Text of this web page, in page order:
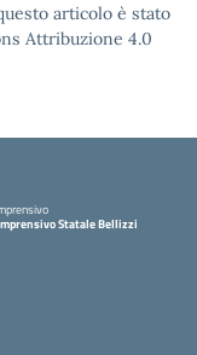
articolo è stato
Attribuzione 4.0
Statale Bellizzi